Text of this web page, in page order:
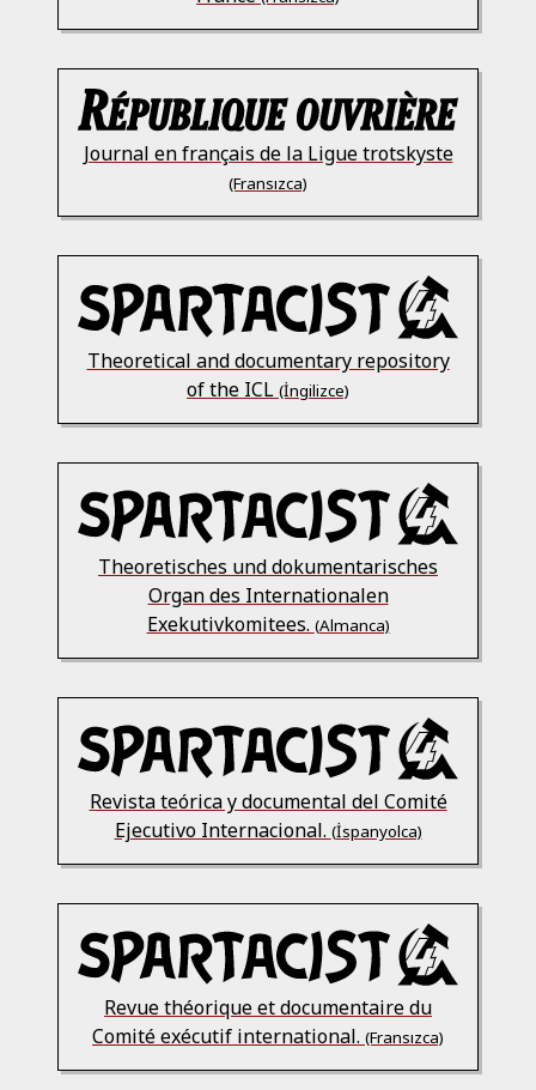
Journal en français de la Ligue trotskyste
(Fransızca)
Theoretical and documentary repository
of the ICL (İngilizce)
Theoretisches und dokumentarisches
Organ des Internationalen
Exekutivkomitees. (Almanca)
Revista teórica y documental del Comité
Ejecutivo Internacional. (İspanyolca)
Revue théorique et documentaire du
Comité exécutif international. (Fransızca)